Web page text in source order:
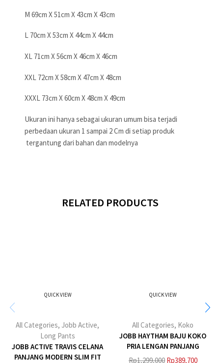
M 69cm X 51cm X 43cm X 43cm
L 70cm X 53cm X 44cm X 44cm
XL 71cm X 56cm X 46cm X 46cm
XXL 72cm X 58cm X 47cm X 48cm
XXXL 73cm X 60cm X 48cm X 49cm
Ukuran ini hanya sebagai ukuran umum bisa terjadi
perbedaan ukuran 1 sampai 2 Cm di setiap produk
tergantung dari bahan dan modelnya
RELATED PRODUCTS
QUICK VIEW
All Categories, Jobb Active,
Long Pants
JOBB ACTIVE TRAVIS CELANA
PANJANG MODERN SLIM FIT
QUICK VIEW
All Categories, Koko
JOBB HAYTHAM BAJU KOKO
PRIA LENGAN PANJANG
REGULAR FIT MAROON
Rp1,299,000 Rp389,700